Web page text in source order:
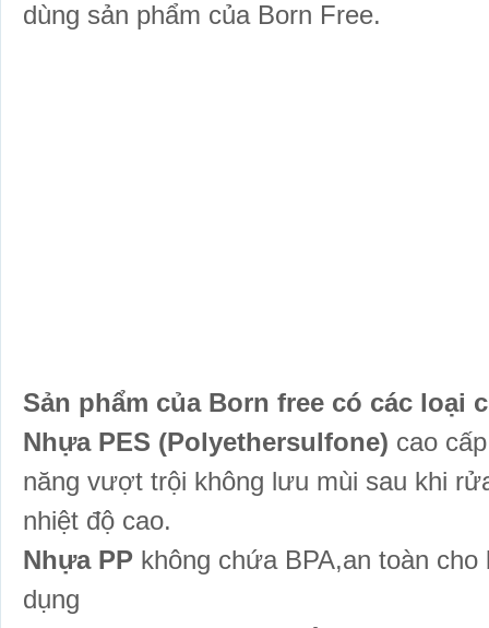
dùng sản phẩm của Born Free.
Sản phẩm của Born free có các loại
Nhựa PES (Polyethersulfone) cao
năng vượt trội không lưu mùi sau khi
nhiệt độ cao.
Nhựa PP không chứa BPA,an toàn
dụng